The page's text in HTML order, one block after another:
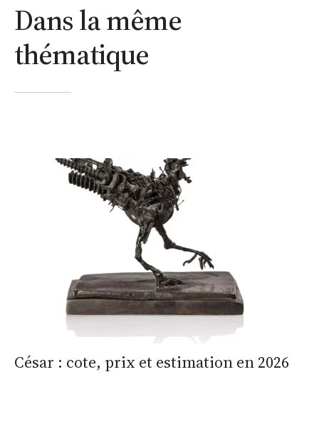
Dans la même
thématique
César : cote, prix et estimation en 2026